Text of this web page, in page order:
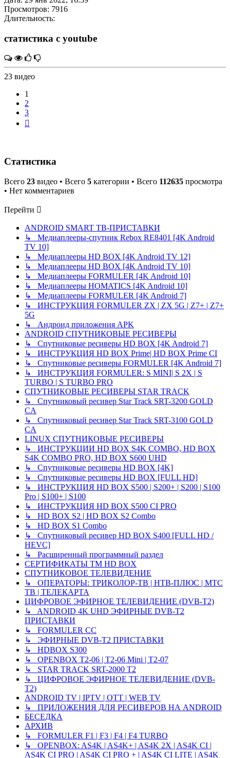
Просмотров: 7916
Длительность:
статистика с youtube
23 видео
1
2
3
Статистика
Всего 23 видео • Всего 5 категории • Всего 112635 просмотра
• Нет комментариев
Перейти
ANDROID SMART ТВ-ПРИСТАВКИ
↳ Медиаплееры-спутник Rebox RE8401 [4K Android
TV 10]
↳ Медиаплееры HD BOX [4K Android TV 12]
↳ Медиаплееры HD BOX [4K Android TV 10]
↳ Медиаплееры FORMULER [4K Android 10]
↳ Медиаплееры HOMATICS [4K Android 10]
↳ Медиаплееры FORMULER [4K Android 7]
↳ ИНСТРУКЦИЯ FORMULER ZX | ZX 5G | Z7+ | Z7+
5G
↳ Андроид приложения APK
ANDROID СПУТНИКОВЫЕ РЕСИВЕРЫ
↳ Спутниковые ресиверы HD BOX [4K Android 7]
↳ ИНСТРУКЦИЯ HD BOX Prime| HD BOX Prime CI
↳ Спутниковые ресиверы FORMULER [4K Android 7]
↳ ИНСТРУКЦИЯ FORMULER: S MINI| S 2X | S
TURBO | S TURBO PRO
СПУТНИКОВЫЕ РЕСИВЕРЫ STAR TRACK
↳ Спутниковый ресивер Star Track SRT-3200 GOLD
CA
↳ Спутниковый ресивер Star Track SRT-3100 GOLD
CA
LINUX СПУТНИКОВЫЕ РЕСИВЕРЫ
↳ ИНСТРУКЦИИ HD BOX S4K COMBO, HD BOX
S4K COMBO PRO, HD BOX S600 UHD
↳ Спутниковые ресиверы HD BOX [4K]
↳ Спутниковые ресиверы HD BOX [FULL HD]
↳ ИНСТРУКЦИЯ HD BOX S500 | S200+ | S200 | S100
Pro | S100+ | S100
↳ ИНСТРУКЦИЯ HD BOX S500 CI PRO
↳ HD BOX S2 | HD BOX S2 Combo
↳ HD BOX S1 Combo
↳ Спутниковый ресивер HD BOX S400 [FULL HD /
HEVC]
↳ Расширенный программный раздел
СЕРТИФИКАТЫ TM HD BOX
СПУТНИКОВОЕ ТЕЛЕВИДЕНИЕ
↳ ОПЕРАТОРЫ: ТРИКОЛОР-ТВ | НТВ-ПЛЮС | МТС
ТВ | ТЕЛЕКАРТА
ЦИФРОВОЕ ЭФИРНОЕ ТЕЛЕВИДЕНИЕ (DVB-T2)
↳ ANDROID 4K UHD ЭФИРНЫЕ DVB-T2
ПРИСТАВКИ
↳ FORMULER CC
↳ ЭФИРНЫЕ DVB-T2 ПРИСТАВКИ
↳ HDBOX S300
↳ OPENBOX T2-06 | T2-06 Mini | T2-07
↳ STAR TRACK SRT-2000 T2
↳ ЦИФРОВОЕ ЭФИРНОЕ ТЕЛЕВИДЕНИЕ (DVB-
T2)
ANDROID TV | IPTV | OTT | WEB TV
↳ ПРИЛОЖЕНИЯ ДЛЯ РЕСИВЕРОВ НА ANDROID
БЕСЕДКА
АРХИВ
↳ FORMULER F1 | F3 | F4 | F4 TURBO
↳ OPENBOX: AS4K | AS4K+ | AS4K 2X | AS4K CI |
AS4K CI PRO | AS4K CI PRO + | AS4K CI LITE | AS4K